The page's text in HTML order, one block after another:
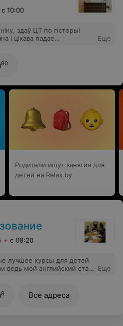
экзамена на
Да! Наша дочь уже
с 10:00
здаў ЦТ по гісторыі
і цікава падае
Еще
80
Родители ищут занятия для
детей на Relax.by
с 08:20
ведь мой английский стал
Еще
8 Все адреса